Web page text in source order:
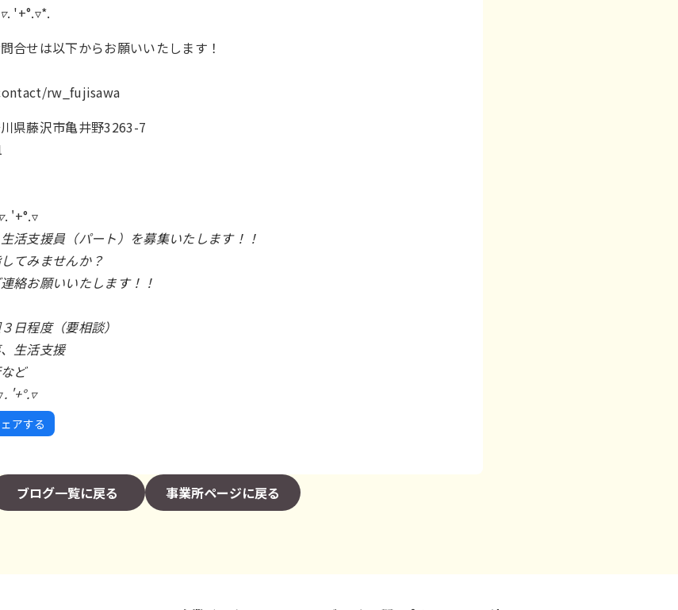
. '+°.▿*.
合せは以下からお願いいたします！
rw_fujisawa
県藤沢市亀井野3263-7
. '+°.▿
活支援員（パート）を募集いたします！！
てみませんか？
絡お願いいたします！！
程度（要相談）
生活支援
ど
. '+°.▿
アする
ブログ一覧に戻る 事業所ページに戻る